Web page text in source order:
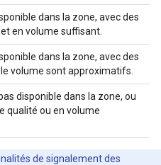
dans la zone, avec des
en volume suffisant.
dans la zone, avec des
volume sont approximatifs.
disponible dans la zone, ou
qualité ou en volume
de signalement des